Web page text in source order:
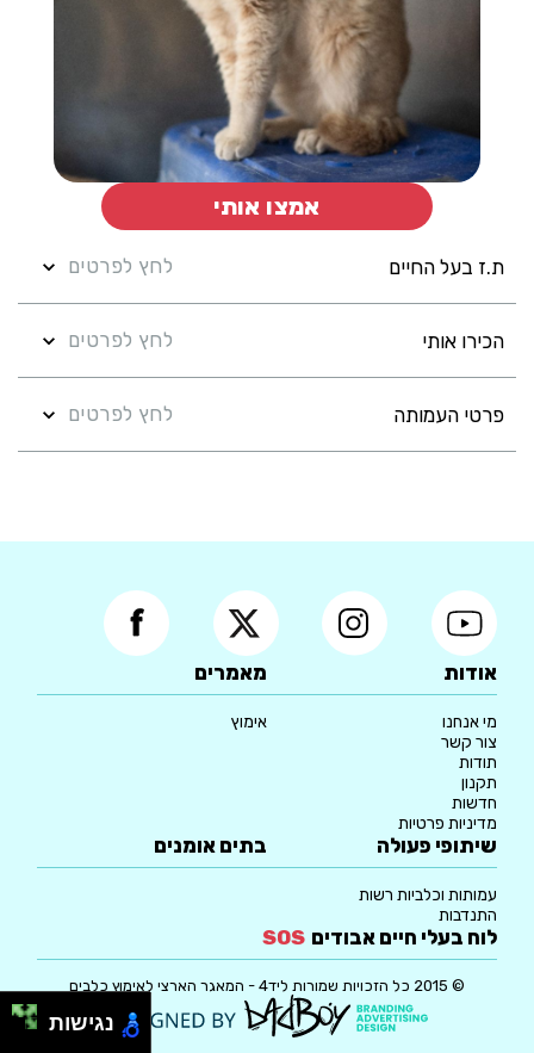
ת.ז בעל החיים לחץ לפרטים
הכירו אותי לחץ לפרטים
פרטי העמותה לחץ לפרטים
אמצו אותי
אודות
מי אנחנו
צור קשר
תודות
תקנון
חדשות
מדיניות פרטיות
מאמרים
אימוץ
שיתופי פעולה
עמותות וכלביות רשות
התנדבות
בתים אומנים
לוח בעלי חיים אבודים SOS
© 2015 כל הזכויות שמורות ליד4 - המאגר הארצי לאימוץ כלבים
נגישות